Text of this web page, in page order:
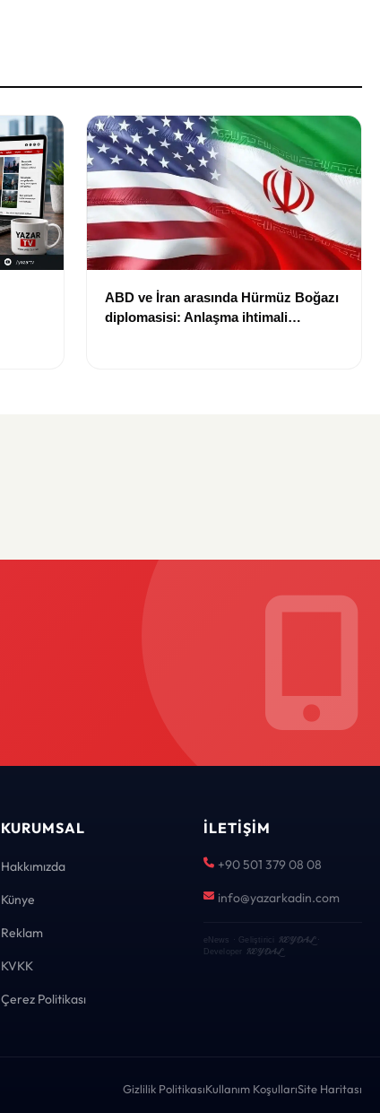
ABD ve İran arasında Hürmüz Boğazı
diplomasisi: Anlaşma ihtimali
KURUMSAL
Hakkımızda
Künye
Reklam
KVKK
Çerez Politikası
İLETIŞIM
+90 501 379 08 08
info@yazarkadin.com
eNews · Geliştirici KEYDAL·
Developer KEYDAL
Gizlilik PolitikasıKullanım KoşullarıSite Haritası